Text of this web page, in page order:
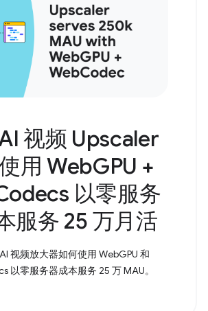
视频 Upscaler
用 WebGPU +
以零服务
服务 25 万月活
视频放大器如何使用 WebGPU 和
以零服务器成本服务 25 万 MAU。